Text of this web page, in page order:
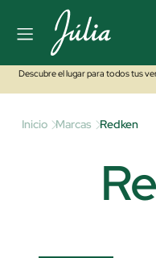
Descubre el lugar para todos tus
Inicio Marcas Redken